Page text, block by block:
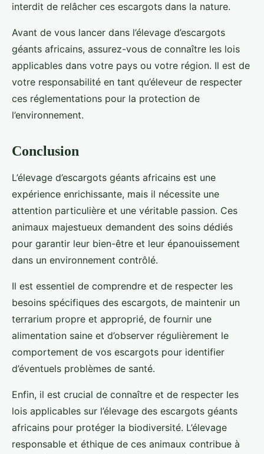
interdit de relâcher ces escargots dans la nature.
Avant de vous lancer dans l’élevage d’escargots
géants africains, assurez-vous de connaître les lois
applicables dans votre pays ou votre région. Il est de
votre responsabilité en tant qu’éleveur de respecter
ces réglementations pour la protection de
l’environnement.
Conclusion
L’élevage d’escargots géants africains est une
expérience enrichissante, mais il nécessite une
attention particulière et une véritable passion. Ces
animaux majestueux demandent des soins dédiés
pour garantir leur bien-être et leur épanouissement
dans un environnement contrôlé.
Il est essentiel de comprendre et de respecter les
besoins spécifiques des escargots, de maintenir un
terrarium propre et approprié, de fournir une
alimentation saine et d’observer régulièrement le
comportement de vos escargots pour identifier
d’éventuels problèmes de santé.
Enfin, il est crucial de connaître et de respecter les
lois applicables sur l’élevage des escargots géants
africains pour protéger la biodiversité. L’élevage
responsable et éthique de ces animaux contribue à